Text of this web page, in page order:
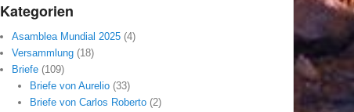
Kategorien
Asamblea Mundial 2025 (4)
Versammlung (18)
Briefe (109)
Briefe von Aurelio(33)
Briefe von Carlos Roberto(2)